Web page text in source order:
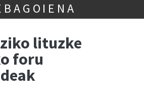
lituzke
foru